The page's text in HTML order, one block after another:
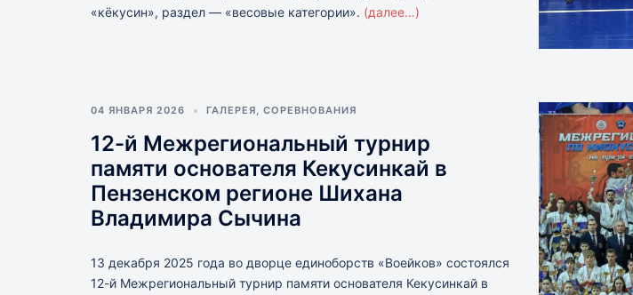
«кёкусин», раздел — «весовые категории». (далее…)
04 ЯНВАРЯ 2026 ГАЛЕРЕЯ, СОРЕВНОВАНИЯ
12-й Межрегиональный турнир
памяти основателя Кекусинкай в
Пензенском регионе Шихана
Владимира Сычина
13 декабря 2025 года во дворце единоборств «Воейков» состоялся
12-й Межрегиональный турнир памяти основателя Кекусинкай в